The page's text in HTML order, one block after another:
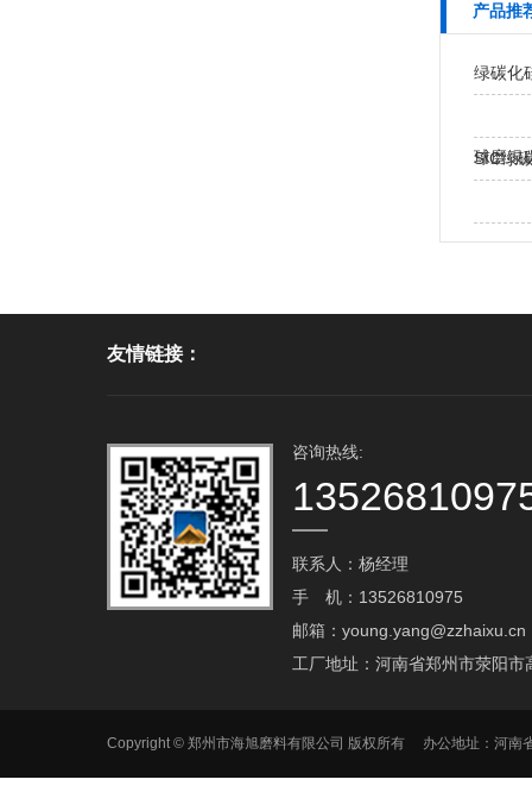
产品推
绿碳化
球磨绿
SIC绿
绿碳化
友情链接：
咨询热线:
联系人：杨经理
手 机：13526810975
邮箱：young.yang@zzhaixu.cn
工厂地址：河南省郑州市荥阳市
Copyright © 郑州市海旭磨料有限公司 版权所有 办公地址：河